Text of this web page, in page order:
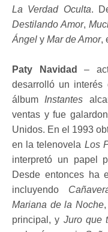
La Verdad Oculta.
Destilando Amor,
Ángel y Mar de Amor,
Paty Navidad
–
desarrolló un
álbum Instantes
ventas y fue
Unidos. En el 1993
en la telenovela Los
interpretó un papel
Desde entonces ha
incluyendo
Mariana de la Noche
principal, y Juro que